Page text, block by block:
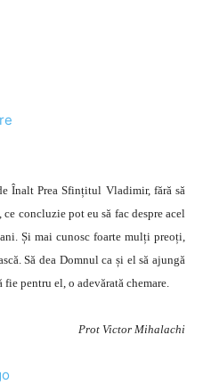
Înalt Prea Sfințitul Vladimir, fără să
ce concluzie pot eu să fac despre acel
Și mai cunosc foarte mulți preoți,
Să dea Domnul ca și el să ajungă
fie pentru el, o adevărată chemare.
Prot Victor Mihalachi